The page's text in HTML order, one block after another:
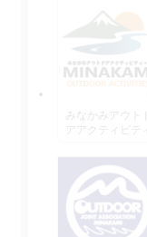
みなかみアウトド
アアクティビティ